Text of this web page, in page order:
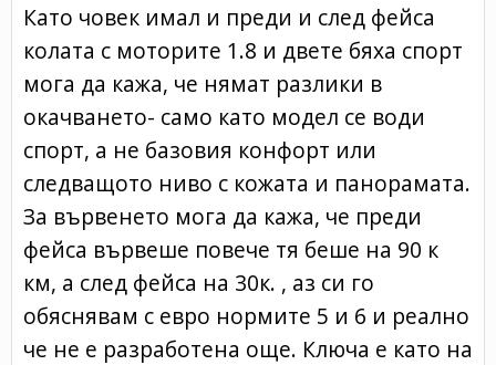
Като човек имал и преди и след фейса
колата с моторите 1.8 и двете бяха спорт
мога да кажа, че нямат разлики в
окачването- само като модел се води
спорт, а не базовия конфорт или
следващото ниво с кожата и панорамата.
За вървенето мога да кажа, че преди
фейса вървеше повече тя беше на 90 к
км, а след фейса на 30к. , аз си го
обяснявам с евро нормите 5 и 6 и реално
че не е разработена още. Ключа е като на